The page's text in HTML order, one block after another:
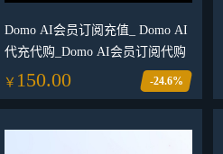
Domo AI会员订阅充值_ Domo AI
代充代购_Domo AI会员订阅代购
￥ 150.00 -24.6%